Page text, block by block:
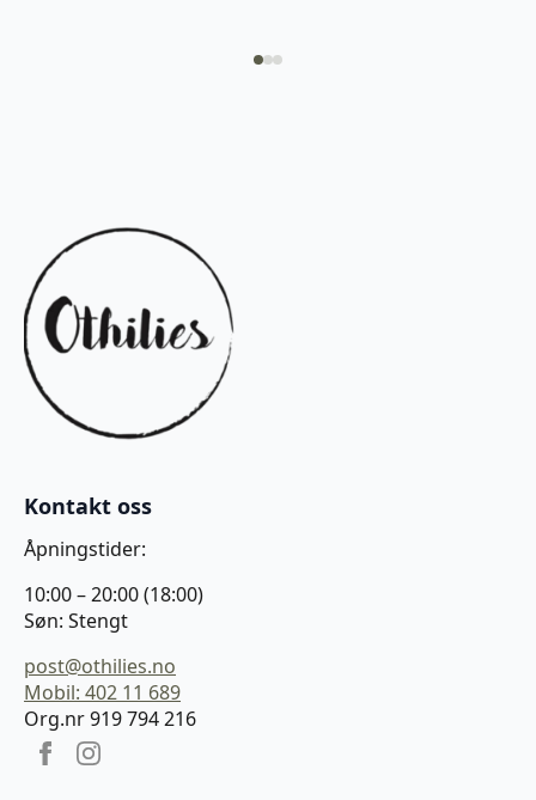
Kontakt oss
Åpningstider:
10:00 – 20:00 (18:00)
Søn: Stengt
post@othilies.no
Mobil: 402 11 689
Org.nr 919 794 216